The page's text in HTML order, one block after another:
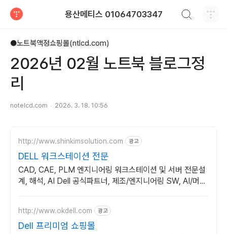
용산메티스 01064703347
●노트북액정쇼핑몰(ntlcd.com)
2026년 02월 노트북 블로그정
리
notelcd.com 2026. 3. 18. 10:56
http://www.shinkimsolution.com 광고
DELL 워크스테이션 전문
CAD, CAE, PLM 엔지니어링 워크스테이션 및 서버 전문설
계, 해석, AI Dell 공식파트너, 제조/엔지니어링 SW, AI/머신
http://www.okdell.com 광고
Dell 프리미엄 쇼핑몰